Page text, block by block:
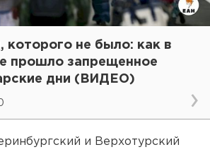
которого не было: как в
прошло запрещенное
дни (ВИДЕО)
и Верхотурский